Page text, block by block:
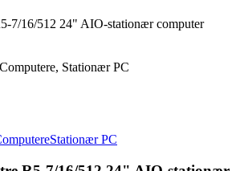
7/16/512 24" AIO-stationær computer
Stationær PC
Stationær PC